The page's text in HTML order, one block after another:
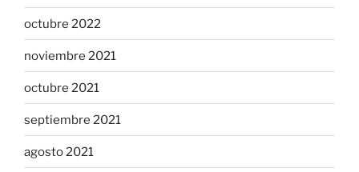
octubre 2022
noviembre 2021
octubre 2021
septiembre 2021
agosto 2021